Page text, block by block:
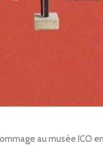
au musée ICO